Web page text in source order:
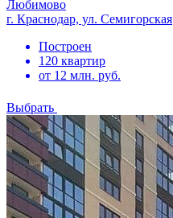
Любимово
г. Краснодар, ул. Семигорская
Построен
120 квартир
от 12 млн. руб.
Выбрать